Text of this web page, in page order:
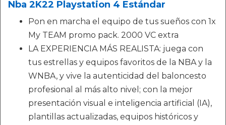
Nba 2K22 Playstation 4 Estándar
Pon en marcha el equipo de tus sueños con 1x
My TEAM promo pack. 2000 VC extra
LA EXPERIENCIA MÁS REALISTA: juega con
tus estrellas y equipos favoritos de la NBA y la
WNBA, y vive la autenticidad del baloncesto
profesional al más alto nivel; con la mejor
presentación visual e inteligencia artificial (IA),
plantillas actualizadas, equipos históricos y